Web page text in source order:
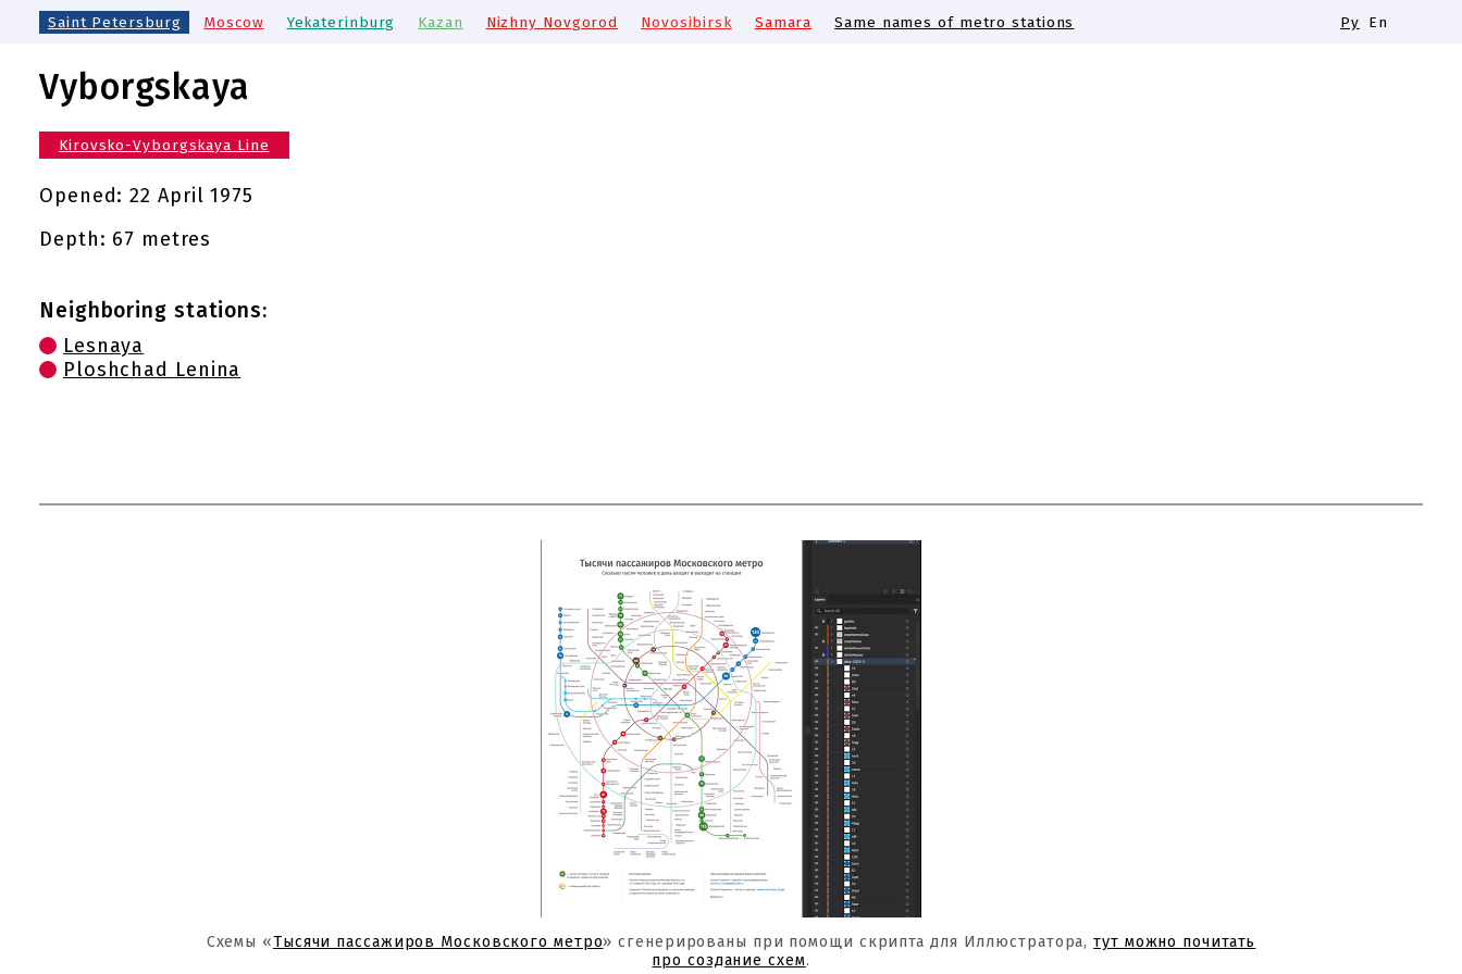
Saint Petersburg Moscow Yekaterinburg Kazan Nizhny Novgorod Novosibirsk Samara Same names of metro stations Ру En
Vyborgskaya
Kirovsko-Vyborgskaya Line
Opened:22 April 1975
Depth: 67 metres
Neighboring stations:
Lesnaya
Ploshchad Lenina
Схемы «Тысячи пассажиров Московского метро» сгенерированы при помощи скрипта для Иллюстратора,тут можно почитать
про создание схем.